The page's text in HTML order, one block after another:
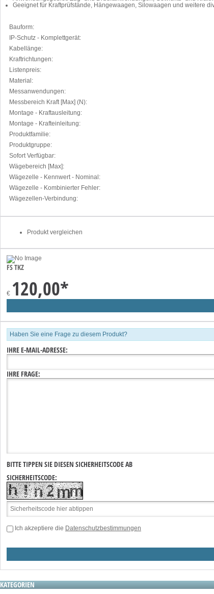
Geeignet für Kraftprüfstände, Hängewaagen, Silowaagen und weitere
Bauform:
IP-Schutz - Komplettgerät:
Kabellänge:
Kraftrichtungen:
Listenpreis:
Material:
Messanwendungen:
Messbereich Kraft [Max] (N):
Montage - Kraftausleitung:
Montage - Krafteinleitung:
Produktfamilie:
Produktgruppe:
Sofort Verfügbar:
Wägebereich [Max]:
Wägezelle - Kennwert - Nominal:
Wägezelle - Kombinierter Fehler:
Wägezellen-Verbindung:
Produkt vergleichen
FS TKZ
€ 120,00*
Haben Sie eine Frage zu diesem Produkt?
IHRE E-MAIL-ADRESSE:
IHRE FRAGE:
BITTE TIPPEN SIE DIESEN SICHERHEITSCODE AB
SICHERHEITSCODE:
Ich akzeptiere die Datenschutzbestimmungen
KATEGORIEN